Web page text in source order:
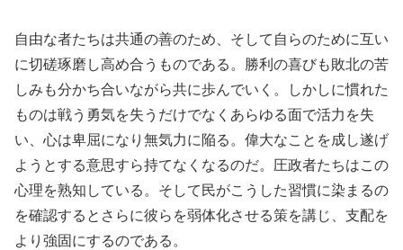
自由な者たちは共通の善のため、そして自らのために互い
に切磋琢磨し高め合うものである。勝利の喜びも敗北の苦
しみも分かち合いながら共に歩んでいく。しかしに慣れた
ものは戦う勇気を失うだけでなくあらゆる面で活力を失
い、心は卑屈になり無気力に陥る。偉大なことを成し遂げ
ようとする意思すら持てなくなるのだ。圧政者たちはこの
心理を熟知している。そして民がこうした習慣に染まるの
を確認するとさらに彼らを弱体化させる策を講じ、支配を
より強固にするのである。